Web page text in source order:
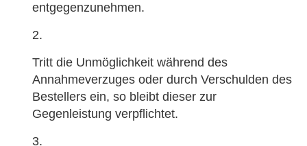
entgegenzunehmen.
Tritt die Unmöglichkeit während des
Annahmeverzuges oder durch Verschulden des
Bestellers ein, so bleibt dieser zur
Gegenleistung verpflichtet.